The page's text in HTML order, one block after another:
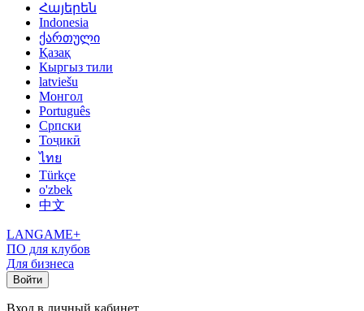
Հայերեն
Indonesia
ქართული
Қазақ
Кыргыз тили
latviešu
Монгол
Português
Српски
Тоҷикӣ
ไทย
Türkçe
o'zbek
中文
LANGAME+
ПО для клубов
Для бизнеса
Войти
Вход в личный кабинет